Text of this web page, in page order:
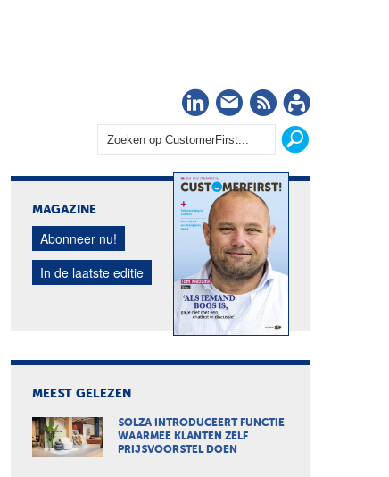
LinkedIn
Nieuwsbrief
RSS
MAGAZINE
Abonneer nu!
In de laatste editie
MEEST GELEZEN
SOLZA INTRODUCEERT FUNCTIE
WAARMEE KLANTEN ZELF
PRIJSVOORSTEL DOEN